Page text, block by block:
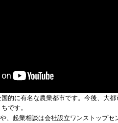
的に有名な農業都市です。今後、大
です。
や、起業相談は会社設立ワンストップセ